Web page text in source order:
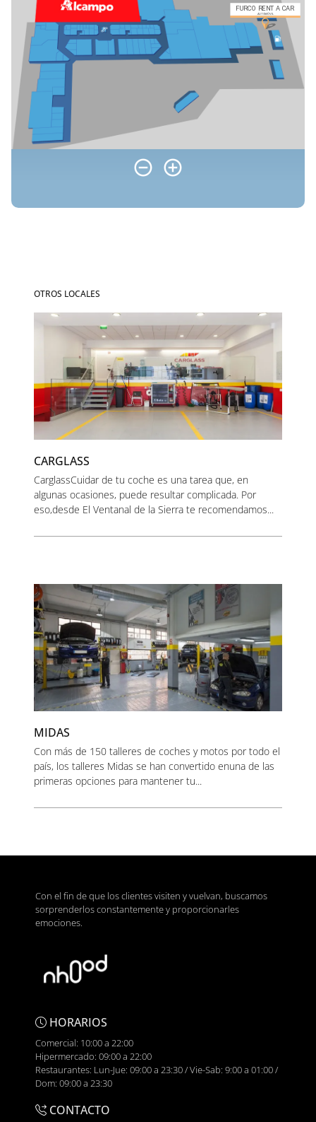
OTROS LOCALES
CARGLASS
CarglassCuidar de tu coche es una tarea que, en
algunas ocasiones, puede resultar complicada. Por
eso,desde El Ventanal de la Sierra te recomendamos...
MIDAS
Con más de 150 talleres de coches y motos por todo el
país, los talleres Midas se han convertido enuna de las
primeras opciones para mantener tu...
Con el fin de que los clientes visiten y vuelvan, buscamos
sorprenderlos constantemente y proporcionarles
emociones.
HORARIOS
Comercial: 10:00 a 22:00
Hipermercado: 09:00 a 22:00
Restaurantes: Lun-Jue: 09:00 a 23:30 / Vie-Sab: 9:00 a 01:00 /
Dom: 09:00 a 23:30
CONTACTO